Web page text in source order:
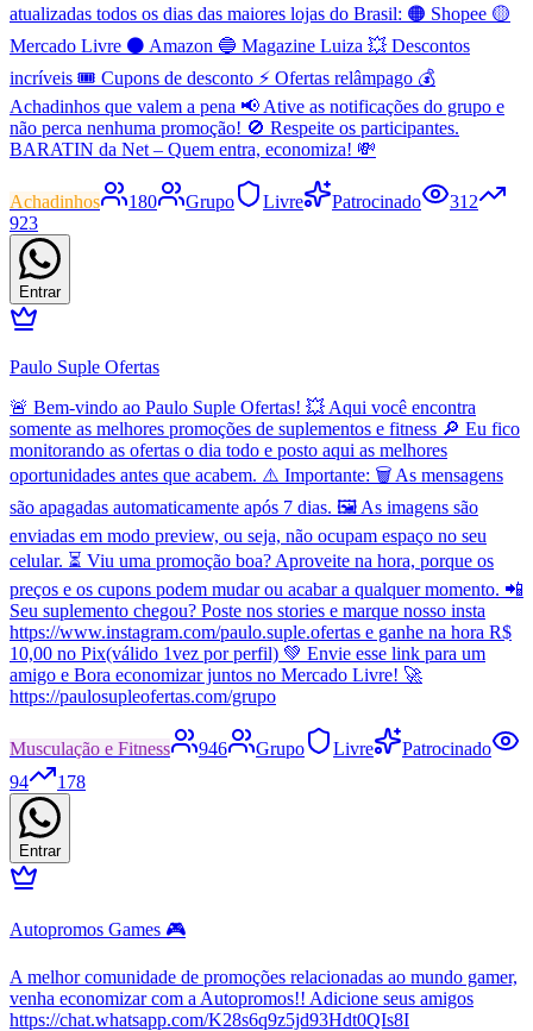
atualizadas todos os dias das maiores lojas do Brasil: 🟠 Shopee 🟡
Mercado Livre ⚫ Amazon 🔵 Magazine Luiza 💥 Descontos
incríveis 🎟️ Cupons de desconto ⚡ Ofertas relâmpago 💰
Achadinhos que valem a pena 📢 Ative as notificações do grupo e
não perca nenhuma promoção! 🚫 Respeite os participantes.
BARATIN da Net – Quem entra, economiza! 💸
Achadinhos 180 Grupo Livre Patrocinado
312
923
Entrar
Paulo Suple Ofertas
🚨 Bem-vindo ao Paulo Suple Ofertas! 💥 Aqui você encontra
somente as melhores promoções de suplementos e fitness 🔎 Eu fico
monitorando as ofertas o dia todo e posto aqui as melhores
oportunidades antes que acabem. ⚠️ Importante: 🗑️ As mensagens
são apagadas automaticamente após 7 dias. 🖼️ As imagens são
enviadas em modo preview, ou seja, não ocupam espaço no seu
celular. ⏳ Viu uma promoção boa? Aproveite na hora, porque os
preços e os cupons podem mudar ou acabar a qualquer momento. 📲
Seu suplemento chegou? Poste nos stories e marque nosso insta
https://www.instagram.com/paulo.suple.ofertas e ganhe na hora R$
10,00 no Pix(válido 1vez por perfil) 💚 Envie esse link para um
amigo e Bora economizar juntos no Mercado Livre! 🚀
https://paulosupleofertas.com/grupo
Musculação e Fitness 946 Grupo Livre
Patrocinado
94
178
Entrar
Autopromos Games 🎮
A melhor comunidade de promoções relacionadas ao mundo gamer,
venha economizar com a Autopromos!! Adicione seus amigos
https://chat.whatsapp.com/K28s6q9z5jd93Hdt0QIs8I